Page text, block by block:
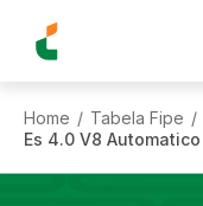
Home / Tabela Fipe /
Es 4.0 V8 Automatico